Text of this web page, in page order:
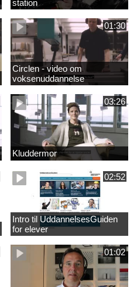
station
01:30
Circlen - video om
voksenuddannelse
03:26
Kluddermor
02:52
Intro til UddannelsesGuiden
for elever
01:02